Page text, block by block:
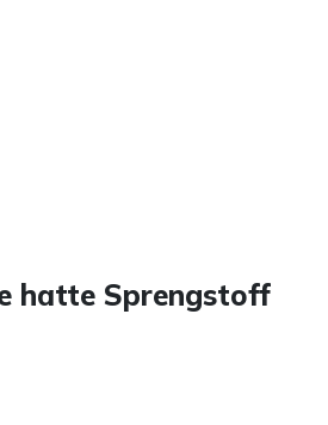
hatte Sprengstoff